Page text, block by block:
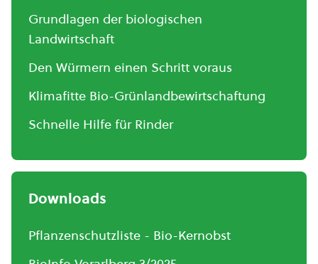
Grundlagen der biologischen
Landwirtschaft
Den Würmern einen Schritt voraus
Klimafitte Bio-Grünlandbewirtschaftung
Schnelle Hilfe für Rinder
Downloads
Pflanzenschutzliste - Bio-Kernobst